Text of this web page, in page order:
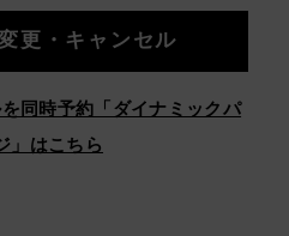
更・キャンセル
同時予約「ダイナミックパ
」はこちら